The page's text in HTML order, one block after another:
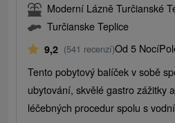
Moderní Lázně Turčianské
Turčianske Teplice
9,2 (541 recenzí)Od 5 Nocí
Tento pobytový balíček v sobě
ubytování, skvělé gastro zážitky
léčebných procedur spolu s